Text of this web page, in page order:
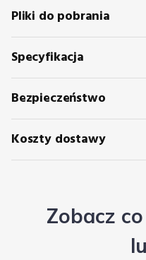
Pliki do pobrania
Specyfikacja
Bezpieczeństwo
Koszty dostawy